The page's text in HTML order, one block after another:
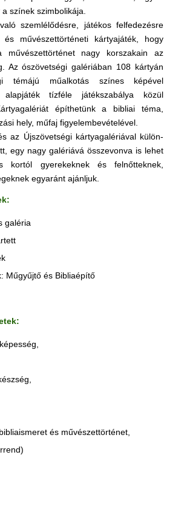
színek szimbolikája.
szemlélődésre, játékos felfedezésre
művészettörténeti kártyajáték, hogy
művészettörténet nagy korszakain az
Az ószövetségi galériában 108 kártyán
témájú műalkotás színes képével
tízféle játékszabálya közül
építhetünk a bibliai téma,
hely, műfaj figyelembevételével.
az Újszövetségi kártyagalériával külön-
egy nagy galériává összevonva is lehet
kortól gyerekeknek és felnőtteknek,
egyaránt ajánljuk.
galéria
Műgyűjtő és Bibliaépítő
és művészettörténet,